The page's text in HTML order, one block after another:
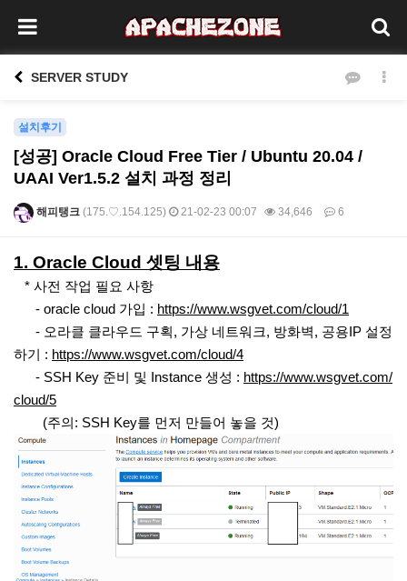
SERVER STUDY
설치후기
[성공] Oracle Cloud Free Tier / Ubuntu 20.04 /
UAAI Ver1.5.2 설치 과정 정리
해피탱크 (175.♡.154.125) 21-02-23 00:07 34,646 6
본문
1. Oracle Cloud 셋팅 내용
* 사전 작업 필요 사항
- oracle cloud 가입 : https://www.wsgvet.com/cloud/1
- 오라클 클라우드 구획, 가상 네트워크, 방화벽, 공용IP 설정
하기 : https://www.wsgvet.com/cloud/4
- SSH Key 준비 및 Instance 생성 : https://www.wsgvet.com/
cloud/5
(주의: SSH Key를 먼저 만들어 놓을 것)